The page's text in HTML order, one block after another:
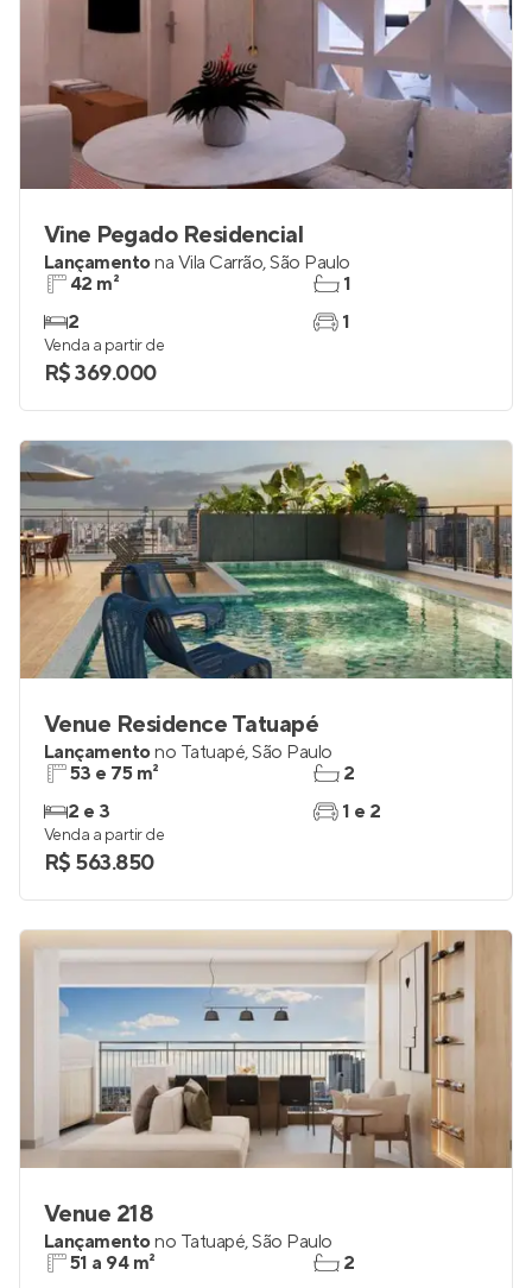
Vine Pegado Residencial
Lançamentona Vila Carrão,São Paulo
42 m²
2
1
1
Venda a partir de
R$ 369.000
Venue Residence Tatuapé
Lançamentono Tatuapé,São Paulo
53 e 75 m²
2 e 3
2
1 e 2
Venda a partir de
R$ 563.850
Venue 218
Lançamentono Tatuapé,São Paulo
51 a 94 m²
2